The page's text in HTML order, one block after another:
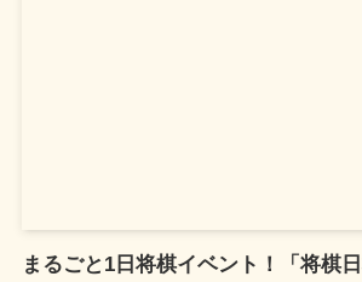
まるごと1日将棋イベント！「将棋